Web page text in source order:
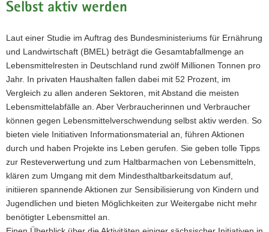
Selbst aktiv werden
Laut einer Studie im Auftrag des Bundesministeriums für Ernährung
und Landwirtschaft (BMEL) beträgt die Gesamtabfallmenge an
Lebensmittelresten in Deutschland rund zwölf Millionen Tonnen pro
Jahr. In privaten Haushalten fallen dabei mit 52 Prozent, im
Vergleich zu allen anderen Sektoren, mit Abstand die meisten
Lebensmittelabfälle an. Aber Verbraucherinnen und Verbraucher
können gegen Lebensmittelverschwendung selbst aktiv werden. So
bieten viele Initiativen Informationsmaterial an, führen Aktionen
durch und haben Projekte ins Leben gerufen. Sie geben tolle Tipps
zur Resteverwertung und zum Haltbarmachen von Lebensmitteln,
klären zum Umgang mit dem Mindesthaltbarkeitsdatum auf,
initiieren spannende Aktionen zur Sensibilisierung von Kindern und
Jugendlichen und bieten Möglichkeiten zur Weitergabe nicht mehr
benötigter Lebensmittel an.